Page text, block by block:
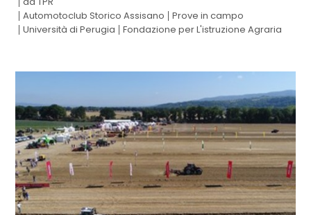
Automotoclub Storico Assisano
Prove in campo
Università di Perugia
Fondazione per L'istruzione Agraria